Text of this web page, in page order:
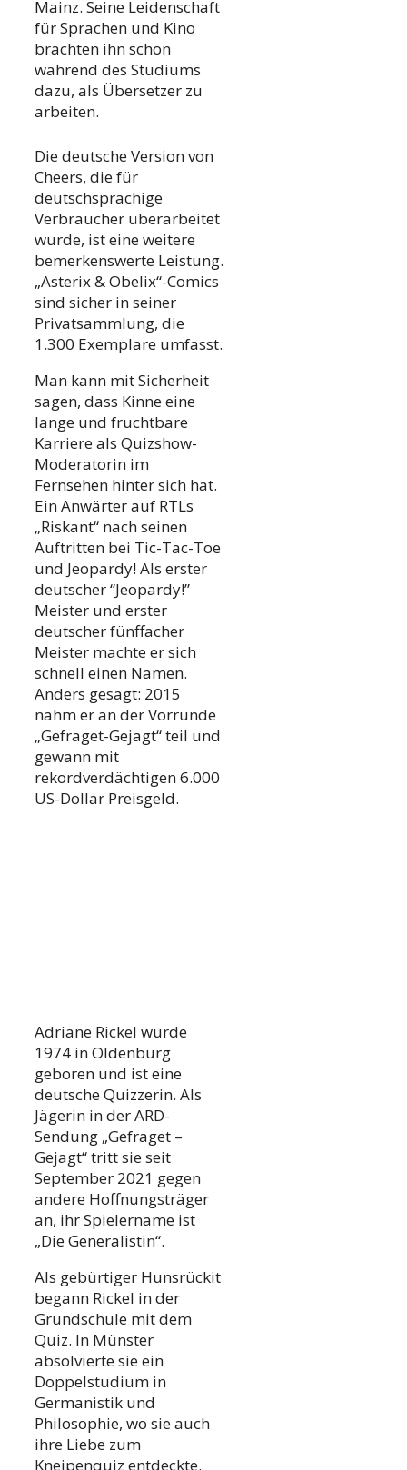
Mainz. Seine Leidenschaft
für Sprachen und Kino
brachten ihn schon
während des Studiums
dazu, als Übersetzer zu
arbeiten.
Die deutsche Version von
Cheers, die für
deutschsprachige
Verbraucher überarbeitet
wurde, ist eine weitere
bemerkenswerte Leistung.
„Asterix & Obelix“-Comics
sind sicher in seiner
Privatsammlung, die
1.300 Exemplare umfasst.
Man kann mit Sicherheit
sagen, dass Kinne eine
lange und fruchtbare
Karriere als Quizshow-
Moderatorin im
Fernsehen hinter sich hat.
Ein Anwärter auf RTLs
„Riskant“ nach seinen
Auftritten bei Tic-Tac-Toe
und Jeopardy! Als erster
deutscher “Jeopardy!”
Meister und erster
deutscher fünffacher
Meister machte er sich
schnell einen Namen.
Anders gesagt: 2015
nahm er an der Vorrunde
„Gefraget-Gejagt“ teil und
gewann mit
rekordverdächtigen 6.000
US-Dollar Preisgeld.
Adriane Rickel wurde
1974 in Oldenburg
geboren und ist eine
deutsche Quizzerin. Als
Jägerin in der ARD-
Sendung „Gefraget –
Gejagt“ tritt sie seit
September 2021 gegen
andere Hoffnungsträger
an, ihr Spielername ist
„Die Generalistin“.
Als gebürtiger Hunsrückit
begann Rickel in der
Grundschule mit dem
Quiz. In Münster
absolvierte sie ein
Doppelstudium in
Germanistik und
Philosophie, wo sie auch
ihre Liebe zum
Kneipenquiz entdeckte.